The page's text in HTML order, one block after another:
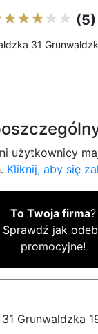
(5)
31
użytkownicy
Kliknij, aby się
To Twoja firma?
Sprawdź jak
promocyjne!
Grunwaldzka